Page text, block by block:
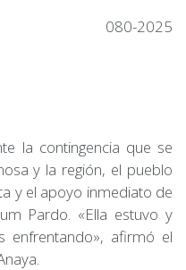
080-2025
la contingencia que se
y la región, el pueblo
y el apoyo inmediato de
Pardo. «Ella estuvo y
enfrentando», afirmó el